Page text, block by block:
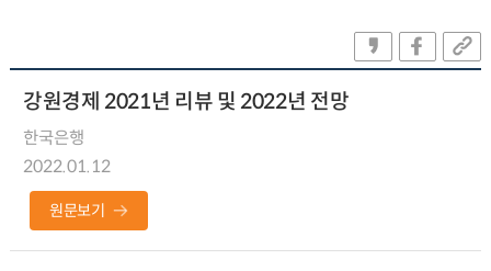
강원경제 2021년 리뷰 및 2022년 전망
한국은행
2022.01.12
원문보기